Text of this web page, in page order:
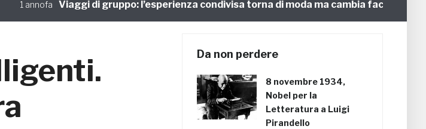
1 annofa Viaggi di gruppo: l’esperienza condivisa torna di moda ma cambia faccia
Da non perdere
8 novembre 1934,
Nobel per la
Letteratura a Luigi
Pirandello